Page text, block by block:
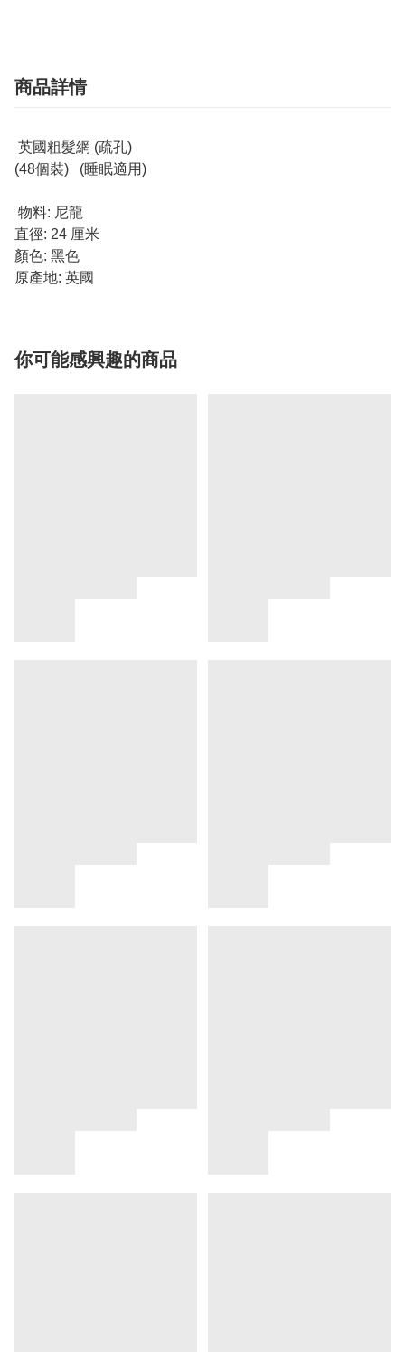
商品詳情
英國粗髮網 (疏孔)
(48個裝) (睡眠適用)
物料: 尼龍
直徑: 24 厘米
顏色: 黑色
原產地: 英國
你可能感興趣的商品